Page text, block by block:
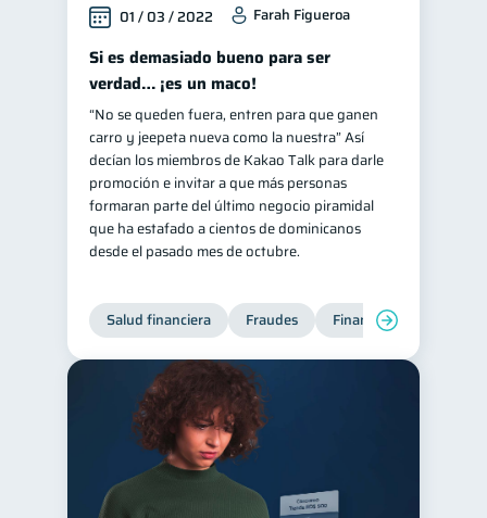
Salud mental ahorro 1
Doble sueldo
Gasto responsable 1
información financiera 1
01 / 03 / 2022 Farah Figueroa
Si es demasiado bueno para ser
verdad… ¡es un maco!
“No se queden fuera, entren para que ganen
carro y jeepeta nueva como la nuestra” Así
decían los miembros de Kakao Talk para darle
promoción e invitar a que más personas
formaran parte del último negocio piramidal
que ha estafado a cientos de dominicanos
desde el pasado mes de octubre.
Salud financiera Fraudes Finanzas personales